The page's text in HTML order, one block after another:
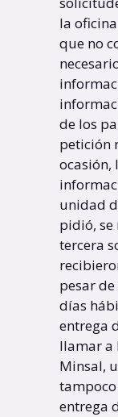
la
que no
de los
petición
ocasión,
unidad
pidió, se
tercera
pesar
días
entrega
llamar a
Minsal,
entrega